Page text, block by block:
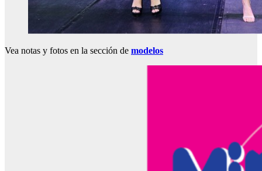
Vea notas y fotos en la sección de modelos